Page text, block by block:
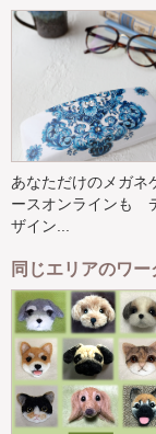
あなただけのメガネ
ースオンラインも
ザイン...
同じエリアのワ